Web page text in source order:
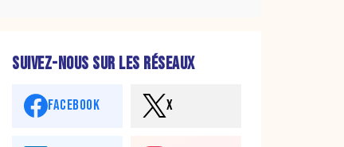
SUIVEZ-NOUS SUR LES RÉSEAUX
FACEBOOK X